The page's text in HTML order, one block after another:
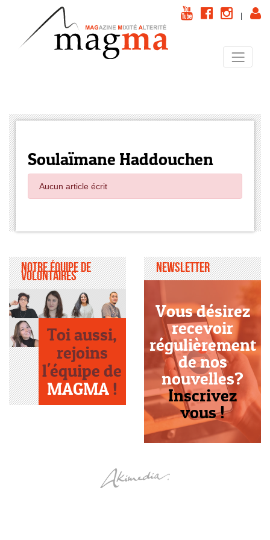
Soulaïmane Haddouchen
Aucun article écrit
Notre équipe de
volontaires
Toi aussi,
rejoins
l'équipe de
MAGMA !
Newsletter
Vous désirez
recevoir
régulièrement
de nos
nouvelles?
Inscrivez
vous !